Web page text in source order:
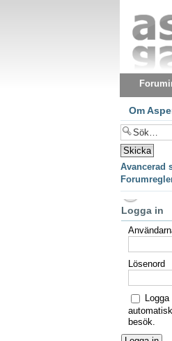
Om
Avancerad
Logga in
Lösenord
besök.